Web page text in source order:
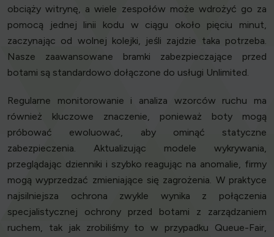
obciąży witrynę, a wiele zespołów może wdrożyć go za
pomocą jednej linii kodu w ciągu około pięciu minut,
zaczynając od wolnej kolejki, jeśli zajdzie taka potrzeba.
Nasze zaawansowane bramki zabezpieczające przed
botami są standardowo dołączone do usługi Unlimited.
Regularne monitorowanie i analiza wzorców ruchu ma
również kluczowe znaczenie, ponieważ boty mogą
próbować ewoluować, aby ominąć statyczne
zabezpieczenia. Aktualizując modele wykrywania,
przeglądając dzienniki i szybko reagując na anomalie, firmy
mogą wyprzedzać zmieniające się zagrożenia. W praktyce
najsilniejsza ochrona zwykle wynika z połączenia
specjalistycznej ochrony przed botami z zarządzaniem
ruchem, tak jak zrobiliśmy to w przypadku Queue-Fair,